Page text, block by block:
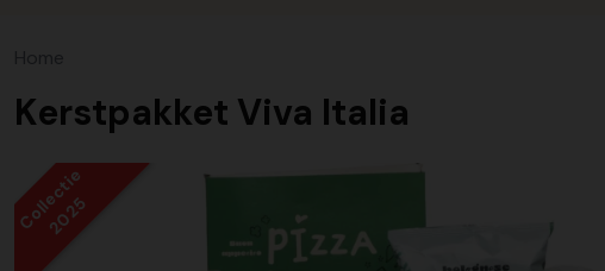
Kerstpakket Viva Italia
Collectie
2025